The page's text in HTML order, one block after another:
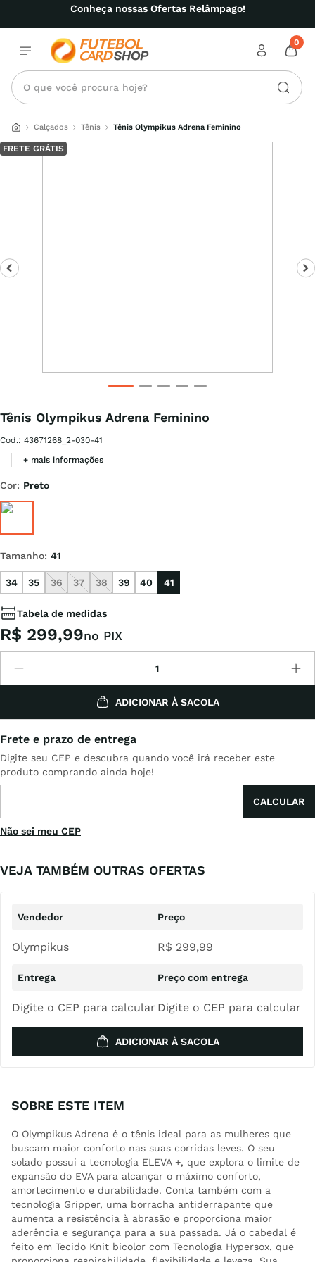
Conheça nossas Ofertas Relâmpago!
0
O que você procura hoje?
Calçados Tênis Tênis Olympikus Adrena Feminino
FRETE GRÁTIS
Tênis Olympikus Adrena Feminino
Cod.: 43671268_2-030-41
+ mais informações
Cor: Preto
Tamanho: 41
34 35 36 37 38 39 40 41
Tabela de medidas
R$ 299,99no PIX
ADICIONAR À SACOLA
Não sei meu CEP
VEJA TAMBÉM OUTRAS OFERTAS
Olympikus R$ 299,99
Digite o CEP para calcular Digite o CEP para calcular
ADICIONAR À SACOLA
SOBRE ESTE ITEM
O Olympikus Adrena é o tênis ideal para as mulheres que
buscam maior conforto nas suas corridas leves. O seu
solado possui a tecnologia ELEVA +, que explora o limite de
expansão do EVA para alcançar o máximo conforto,
amortecimento e durabilidade. Conta também com a
tecnologia Gripper, uma borracha antiderrapante que
aumenta a resistência à abrasão e proporciona maior
aderência e segurança para a sua passada. Já o cabedal é
feito em Tecido Knit bicolor com Tecnologia Hypersox, que